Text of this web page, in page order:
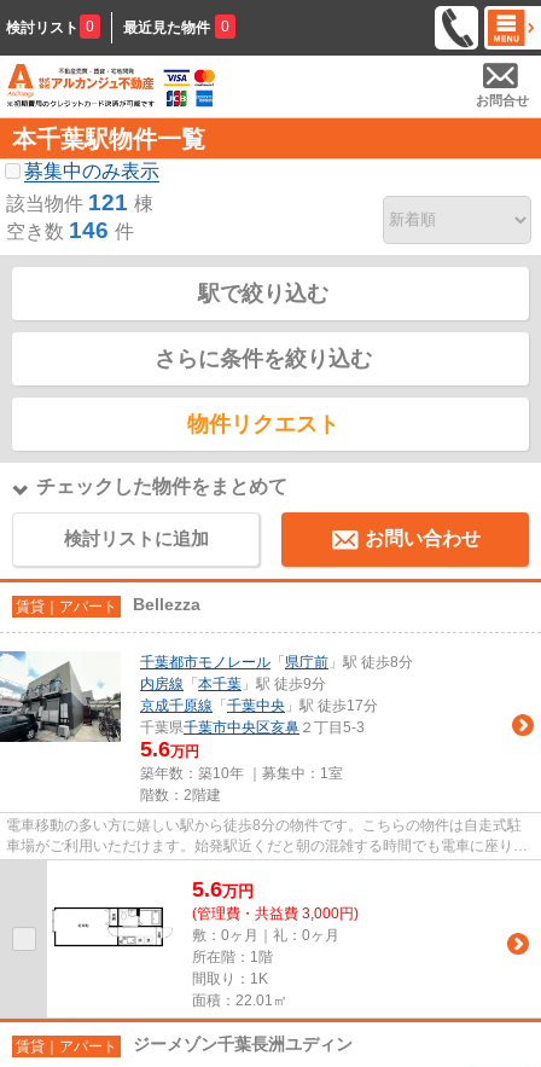
検討リスト 0 最近見た物件 0
お問合せ
本千葉駅物件一覧
募集中のみ表示
該当物件 121 棟
空き数 146 件
駅で絞り込む
さらに条件を絞り込む
物件リクエスト
チェックした物件をまとめて
検討リストに追加 お問い合わせ
賃貸｜アパート Bellezza
千葉都市モノレール 「 県庁前 」駅 徒歩8分
内房線 「 本千葉 」駅 徒歩9分
京成千原線 「 千葉中央 」駅 徒歩17分
千葉県千葉市中央区亥鼻 ２丁目5-3
5.6万円
築年数：築10年 ｜募集中： 1室
階数：2階建
電車移動の多い方に嬉しい駅から徒歩8分の物件です。こちらの物件は自走式駐
車場がご利用いただけます。始発駅近くだと朝の混雑する時間でも電車に座りや
5.6万円
(管理費・共益費 3,000円)
敷：0ヶ月｜礼：0ヶ月
所在階：1階
間取り：1K
面積：22.01㎡
賃貸｜アパート ジーメゾン千葉長洲ユディン